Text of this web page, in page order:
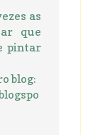
as
que
pintar
blog: